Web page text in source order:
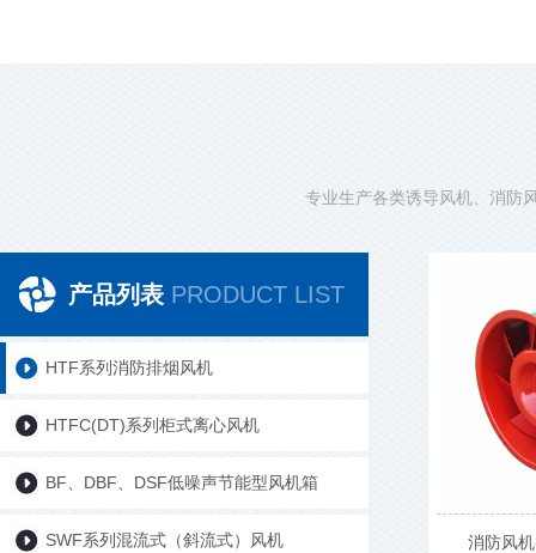
专业生产各类诱导风机、消防
产品列表 PRODUCT LIST
HTF系列消防排烟风机
HTFC(DT)系列柜式离心风机
BF、DBF、DSF低噪声节能型风机箱
SWF系列混流式（斜流式）风机 消防风